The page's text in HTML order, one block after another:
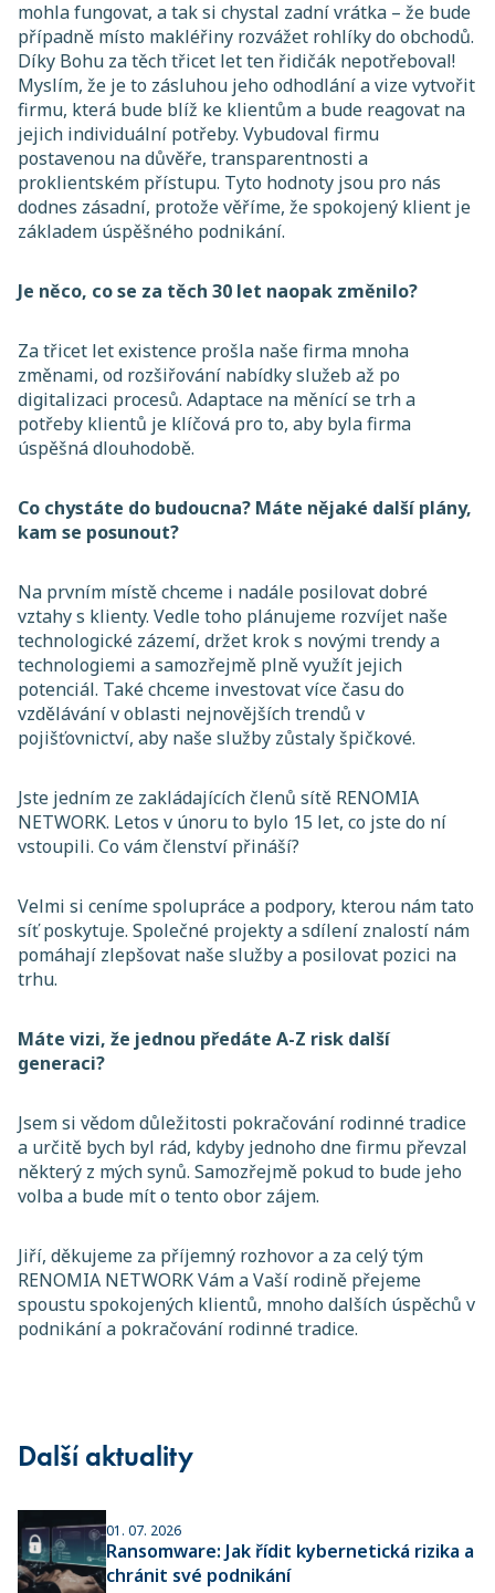
mohla fungovat, a tak si chystal zadní vrátka – že bude
případně místo makléřiny rozvážet rohlíky do obchodů.
Díky Bohu za těch třicet let ten řidičák nepotřeboval!
Myslím, že je to zásluhou jeho odhodlání a vize vytvořit
firmu, která bude blíž ke klientům a bude reagovat na
jejich individuální potřeby. Vybudoval firmu
postavenou na důvěře, transparentnosti a
proklientském přístupu. Tyto hodnoty jsou pro nás
dodnes zásadní, protože věříme, že spokojený klient je
základem úspěšného podnikání.
Je něco, co se za těch 30 let naopak změnilo?
Za třicet let existence prošla naše firma mnoha
změnami, od rozšiřování nabídky služeb až po
digitalizaci procesů. Adaptace na měnící se trh a
potřeby klientů je klíčová pro to, aby byla firma
úspěšná dlouhodobě.
Co chystáte do budoucna? Máte nějaké další plány,
kam se posunout?
Na prvním místě chceme i nadále posilovat dobré
vztahy s klienty. Vedle toho plánujeme rozvíjet naše
technologické zázemí, držet krok s novými trendy a
technologiemi a samozřejmě plně využít jejich
potenciál. Také chceme investovat více času do
vzdělávání v oblasti nejnovějších trendů v
pojišťovnictví, aby naše služby zůstaly špičkové.
Jste jedním ze zakládajících členů sítě RENOMIA
NETWORK. Letos v únoru to bylo 15 let, co jste do ní
vstoupili. Co vám členství přináší?
Velmi si ceníme spolupráce a podpory, kterou nám tato
síť poskytuje. Společné projekty a sdílení znalostí nám
pomáhají zlepšovat naše služby a posilovat pozici na
trhu.
Máte vizi, že jednou předáte A-Z risk další
generaci?
Jsem si vědom důležitosti pokračování rodinné tradice
a určitě bych byl rád, kdyby jednoho dne firmu převzal
některý z mých synů. Samozřejmě pokud to bude jeho
volba a bude mít o tento obor zájem.
Jiří, děkujeme za příjemný rozhovor a za celý tým
RENOMIA NETWORK Vám a Vaší rodině přejeme
spoustu spokojených klientů, mnoho dalších úspěchů v
podnikání a pokračování rodinné tradice.
Další aktuality
01. 07. 2026
Ransomware: Jak řídit kybernetická rizika a
chránit své podnikání